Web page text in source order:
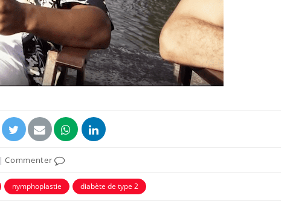
|Commenter
nymphoplastie diabète de type 2
Grossesse et chaleur : ce
que dit la science
Mordue par un
barracuda, une petite fille
secourue grâce à un
réflexe essentiel